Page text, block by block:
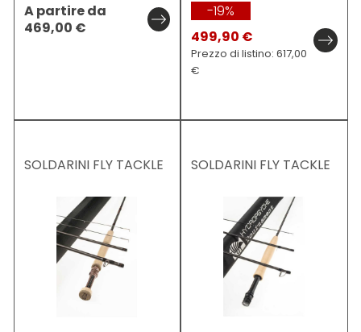
A partire da
469,00 €
-19%
499,90 €
Prezzo di listino: 617,00
€
SOLDARINI FLY TACKLE SOLDARINI FLY TACKLE